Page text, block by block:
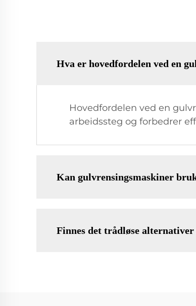
Hva er hovedfordelen ved en
Hovedfordelen ved en
arbeidssteg og forbedrer
Kan gulvrensingsmaskiner
Finnes det trådløse